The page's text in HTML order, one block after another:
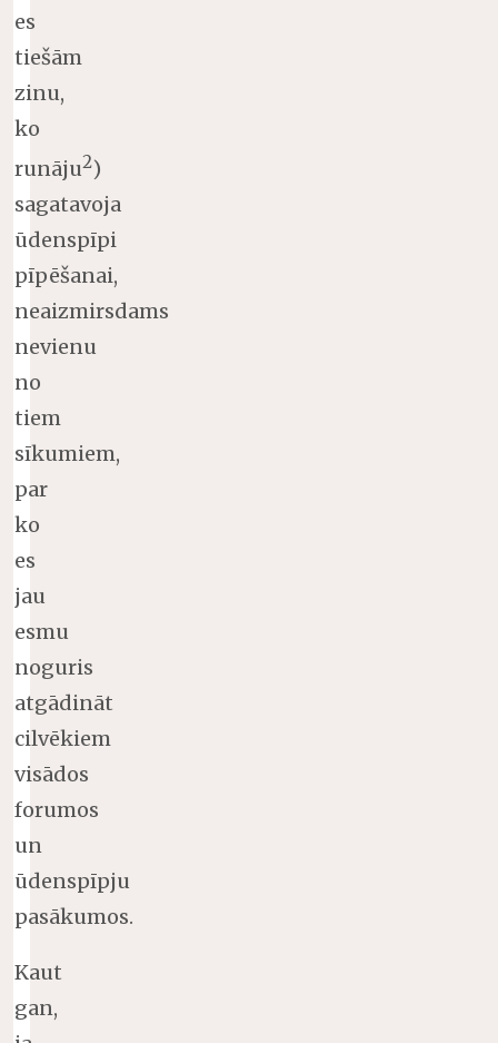
es
tiešām
zinu,
ko
runāju2)
sagatavoja
ūdenspīpi
pīpēšanai,
neaizmirsdams
nevienu
no
tiem
sīkumiem,
par
ko
es
jau
esmu
noguris
atgādināt
cilvēkiem
visādos
forumos
un
ūdenspīpju
pasākumos.
Kaut
gan,